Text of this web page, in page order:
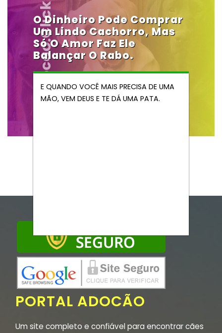
Vendocao.click
O Dinheiro Pode Comprar
Um Lindo Cachorro, Mas
Só O Amor Faz Ele
Balançar O Rabo.
E QUANDO VOCÊ MAIS PRECISA DE UMA
MÃO, VEM DEUS E TE DÁ UMA PATA.
PORTAL ADOCÃO
Um site completo e confiável para encontrar cães